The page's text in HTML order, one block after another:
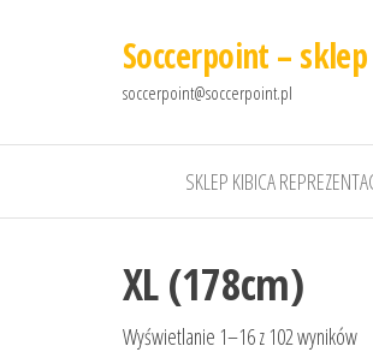
Soccerpoint –
soccerpoint@soccerpoint.pl
SKLEP KIBICA
XL (178cm)
Wyświetlanie 1–16 z 102 wyników